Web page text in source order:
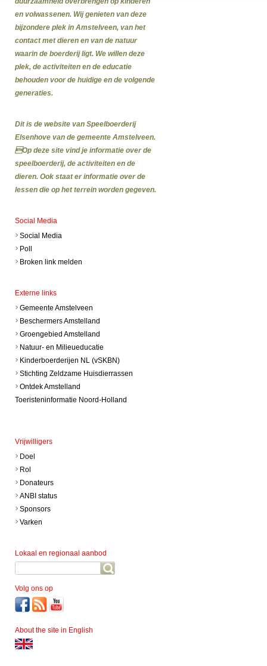
en volwassenen. Wij genieten van deze
bijzondere plek in Amstelveen, van het
contact met dieren en van de natuur
waarin de boerderij ligt. We willen deze
plek, de activiteiten en de educatie
behouden voor de huidige en de volgende
generaties.
Dit is de website van Speelboerderij
Elsenhove van de gemeente Amstelveen.
Op deze site vind je informatie over de
speelboerderij, de activiteiten en de
dieren. Ook staat er informatie over de
lessen die op het terrein worden gegeven.
Social Media
Social Media
Poll
Broken link melden
Externe links
Gemeente Amstelveen
Beschermers Amstelland
Groengebied Amstelland
Natuur- en Milieueducatie
Kinderboerderijen NL (vSKBN)
Stichting Zeldzame Huisdierrassen
Ontdek Amstelland
Toeristeninformatie Noord-Holland
Vrijwilligers
Doel
Rol
Donateurs
ANBI status
Sponsors
Varken
Lokaal en regionaal aanbod
Volg ons op
About the site in English